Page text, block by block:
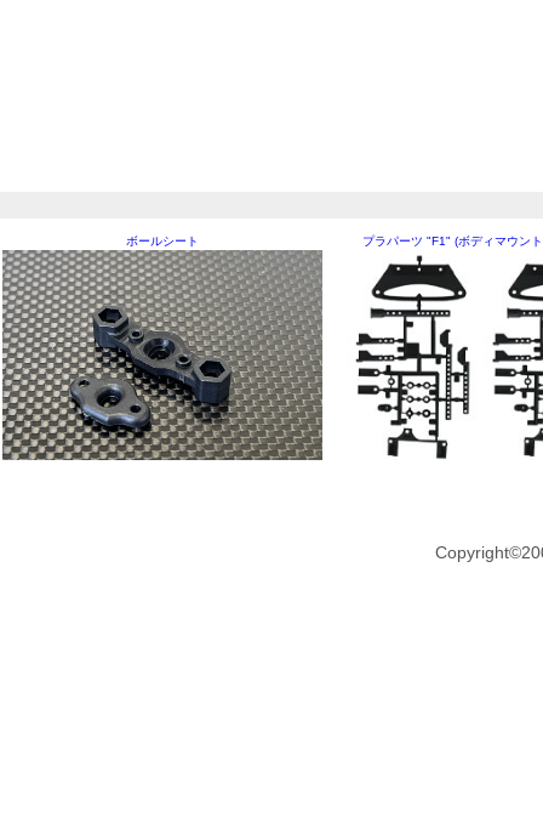
ボールシート プラパーツ "F1" (ボディマウン